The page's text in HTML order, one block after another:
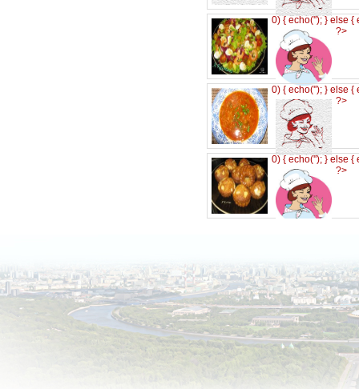
0) { echo(''); } else {
?>
0) { echo(''); } else {
?>
0) { echo(''); } else {
?>